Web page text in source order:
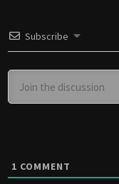
Subscribe
1 COMMENT